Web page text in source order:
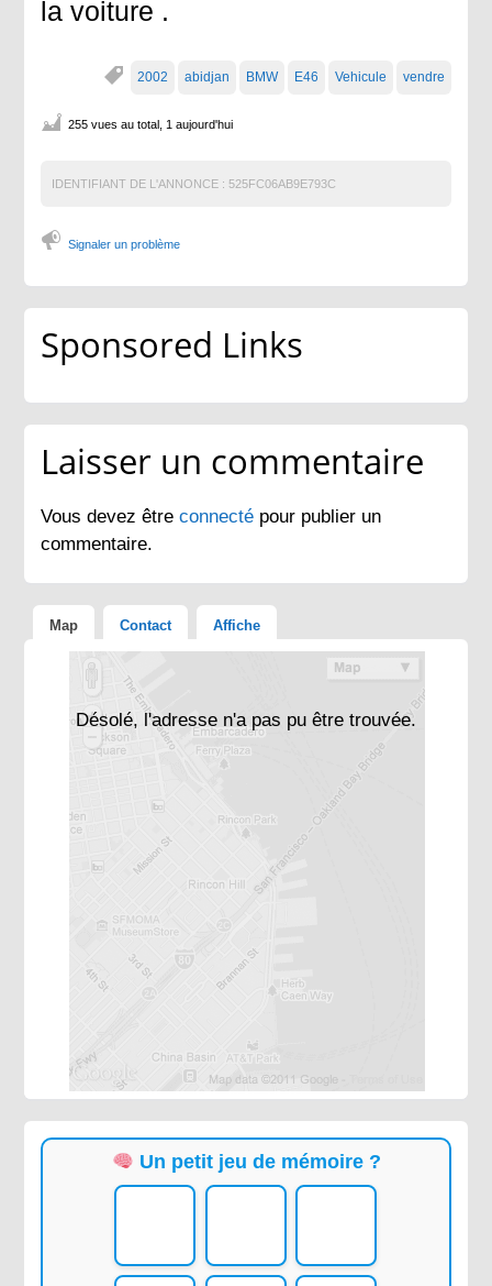
la voiture .
2002 abidjan BMW E46 Vehicule vendre
255 vues au total, 1 aujourd'hui
IDENTIFIANT DE L'ANNONCE : 525FC06AB9E793C
Signaler un problème
Sponsored Links
Laisser un commentaire
Vous devez êtreconnecté pour publier un
commentaire.
Map Contact Affiche
Désolé, l'adresse n'a pas pu être trouvée.
Un petit jeu de mémoire ?